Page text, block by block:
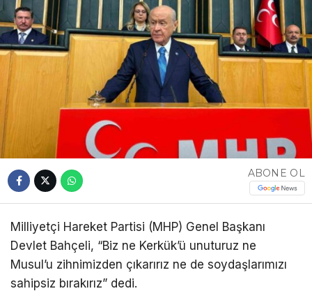
ABONE OL
Milliyetçi Hareket Partisi (MHP) Genel Başkanı
Devlet Bahçeli, “Biz ne Kerkük’ü unuturuz ne
Musul’u zihnimizden çıkarırız ne de soydaşlarımızı
sahipsiz bırakırız” dedi.